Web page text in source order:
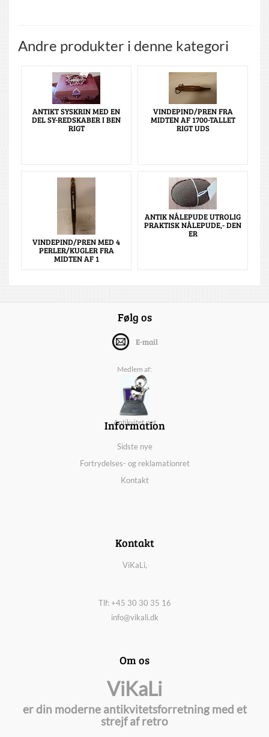
Andre produkter i denne kategori
ANTIKT SYSKRIN MED EN
DEL SY-REDSKABER I BEN
RIGT
VINDEPIND/PREN FRA
MIDTEN AF 1700-TALLET
RIGT UDS
VINDEPIND/PREN MED 4
PERLER/KUGLER FRA
MIDTEN AF 1
ANTIK NÅLEPUDE UTROLIG
PRAKTISK NÅLEPUDE,- DEN
ER
Følg os
E-mail
Medlem af:
Antikvitet.net
Information
Sidste nye
Fortrydelses- og reklamationret
Kontakt
Kontakt
ViKaLi,
Tlf: +45 30 30 35 16
info@vikali.dk
Om os
ViKaLi
er din moderne antikvitetsforretning med et
strejf af retro